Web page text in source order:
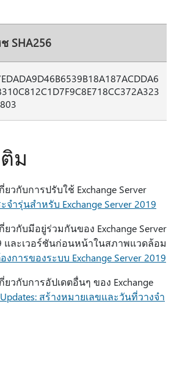
SHA256
ม
วกับการปรับใช้ Exchange Server
ารุ่นสําหรับ Exchange Server 2019
วกับมีอยู่ร่วมกันของ Exchange Server
และเวอร์ชันก่อนหน้าในสภาพแวดล้อม
งการของระบบ Exchange Server 2019
วกับการอัปเดตอื่นๆ ของ Exchange
Updates: สร้างหมายเลขและวันที่วางจํา